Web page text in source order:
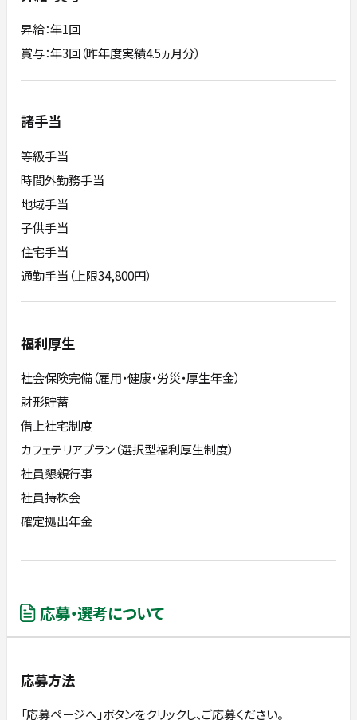
昇給：年1回
賞与：年3回（昨年度実績4.5ヵ月分）
諸手当
等級手当
時間外勤務手当
地域手当
子供手当
住宅手当
通勤手当（上限34,800円）
福利厚生
社会保険完備（雇用・健康・労災・厚生年金）
財形貯蓄
借上社宅制度
カフェテリアプラン（選択型福利厚生制度）
社員懇親行事
社員持株会
確定拠出年金
応募・選考について
応募方法
「応募ページへ」ボタンをクリックし、ご応募ください。